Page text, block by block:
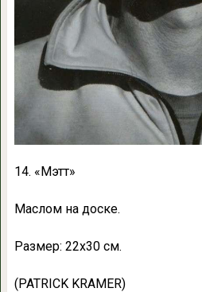
14. «Мэтт»
Маслом на доске.
Размер: 22х30 см.
(PATRICK KRAMER)